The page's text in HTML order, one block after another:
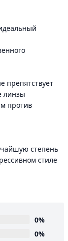
препятствует
линзы
против
степень
стиле
0%
0%